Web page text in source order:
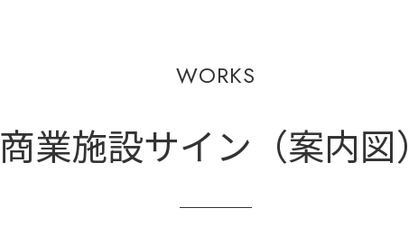
WORKS
商業施設サイン（案内図）